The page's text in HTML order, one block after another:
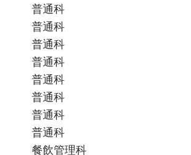
普通科
普通科
普通科
普通科
普通科
普通科
普通科
普通科
餐飲管理科